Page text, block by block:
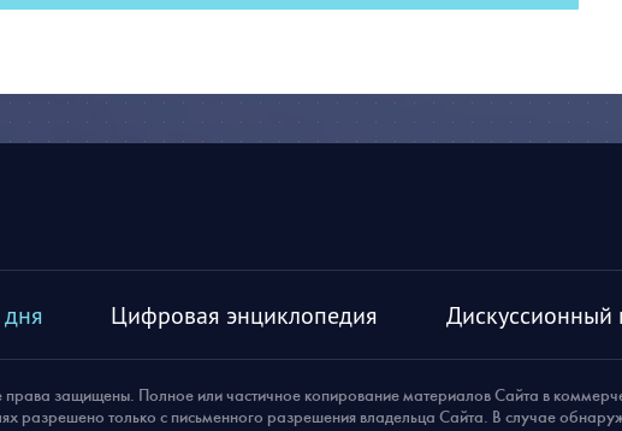
Цифровая энциклопедия Дискуссионный
права защищены. Полное или частичное копирование материалов Сайта в
разрешено только с письменного разрешения владельца Сайта. В случае